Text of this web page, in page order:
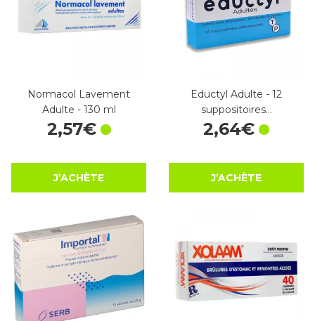
Normacol Lavement
Adulte - 130 ml
2,57€
J’ACHÈTE
Eductyl Adulte - 12
suppositoires…
2,64€
J’ACHÈTE